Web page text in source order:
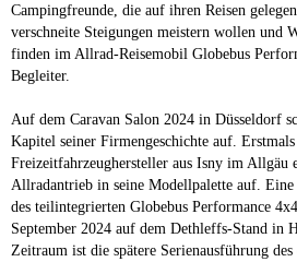
Campingfreunde, die auf ihren Reisen
verschneite Steigungen meistern wollen und
finden im Allrad-Reisemobil Globebus
Begleiter.
Auf dem Caravan Salon 2024 in Düsseldorf
Kapitel seiner Firmengeschichte auf.
Freizeitfahrzeughersteller aus Isny im Allgäu
Allradantrieb in seine Modellpalette auf. Eine
des teilintegrierten Globebus Performance
September 2024 auf dem Dethleffs-Stand in
Zeitraum ist die spätere Serienausführung